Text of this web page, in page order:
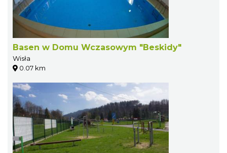
Basen w Domu Wczasowym "Beskidy"
Wisła
0.07 km